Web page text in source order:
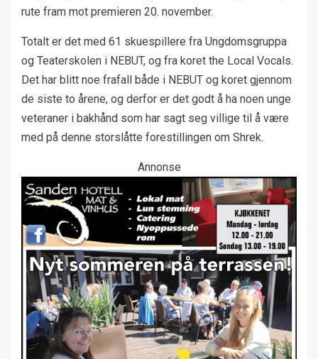
rute fram mot premieren 20. november.
Totalt er det med 61 skuespillere fra Ungdomsgruppa
og Teaterskolen i NEBUT, og fra koret the Local Vocals.
Det har blitt noe frafall både i NEBUT og koret gjennom
de siste to årene, og derfor er det godt å ha noen unge
veteraner i bakhånd som har sagt seg villige til å være
med på denne storslåtte forestillingen om Shrek.
Annonse